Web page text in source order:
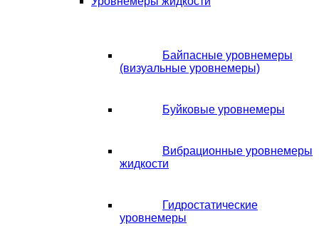
Байпасные уровнемеры
(визуальные уровнемеры)
Буйковые уровнемеры
Вибрационные уровнемеры
жидкости
Гидростатические
уровнемеры